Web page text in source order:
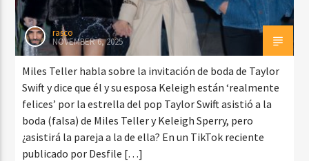
rasco
NOVEMBER 6, 2025
Miles Teller habla sobre la invitación de boda de Taylor
Swift y dice que él y su esposa Keleigh están ‘realmente
felices’ por la estrella del pop Taylor Swift asistió a la
boda (falsa) de Miles Teller y Keleigh Sperry, pero
¿asistirá la pareja a la de ella? En un TikTok reciente
publicado por Desfile […]